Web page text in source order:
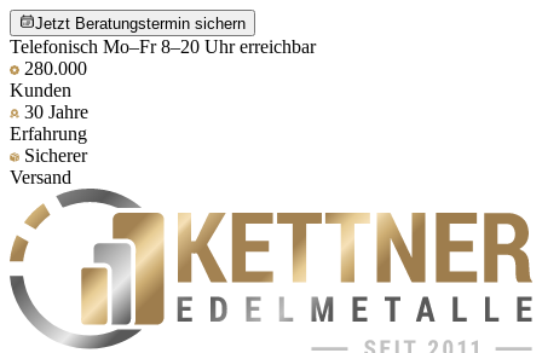
Jetzt Beratungstermin sichern
Telefonisch Mo–Fr 8–20 Uhr erreichbar
280.000
Kunden
30 Jahre
Erfahrung
Sicherer
Versand